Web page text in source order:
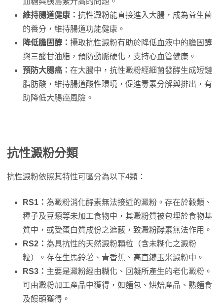
維持腸道健康： 抗性澱粉能直接進入大腸，成為益生菌
的養分，維持腸道功能健康。
降低膽固醇： 攝取抗性澱粉有助於降低血液中的膽固醇
與三酸甘油脂，預防動脈硬化，支持心血管健康。
預防大腸癌： 在大腸中，抗性澱粉經細菌發酵生成短鏈
脂肪酸，維持腸道酸性環境，促進毒素分解與排出，有
助降低大腸癌風險。
抗性澱粉分類
抗性澱粉依照其特性可區分為以下4類：
RS1： 為澱粉消化酵素無法接近的澱粉。存在於榖類、
種子及豆類等未加工食物中，其澱粉質被包埋於食物基
質中，或受蛋白質成份之遮蔽，致澱粉酵素無法作用。
RS2： 為具抗性的天然澱粉顆粒（含未糊化之澱粉
粒）。存在生馬鈴薯、青香蕉、高直鏈玉米澱粉中。
RS3： 主要是澱粉經由糊化、回凝所產生的老化澱粉。
可由澱粉加工產品中獲得，如麵包、烘焙產品、熟麵食
及饅頭獲得。